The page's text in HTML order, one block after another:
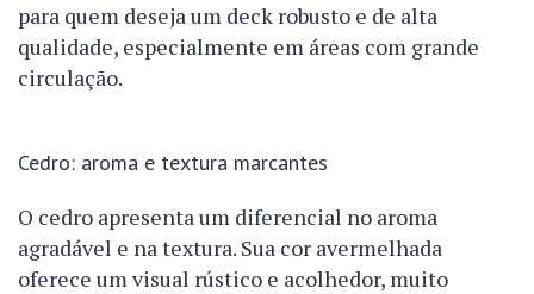
para quem deseja um deck robusto e de alta
qualidade, especialmente em áreas com grande
circulação.
Cedro: aroma e textura marcantes
O cedro apresenta um diferencial no aroma
agradável e na textura. Sua cor avermelhada
oferece um visual rústico e acolhedor, muito